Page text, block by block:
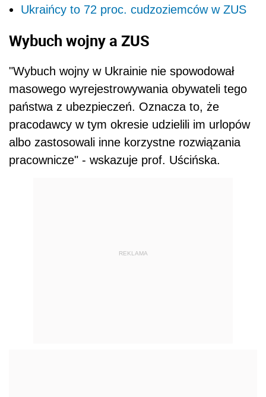
Ukraińcy to 72 proc. cudzoziemców w ZUS
Wybuch wojny a ZUS
"Wybuch wojny w Ukrainie nie spowodował
masowego wyrejestrowywania obywateli tego
państwa z ubezpieczeń. Oznacza to, że
pracodawcy w tym okresie udzielili im urlopów
albo zastosowali inne korzystne rozwiązania
pracownicze" - wskazuje prof. Uścińska.
REKLAMA